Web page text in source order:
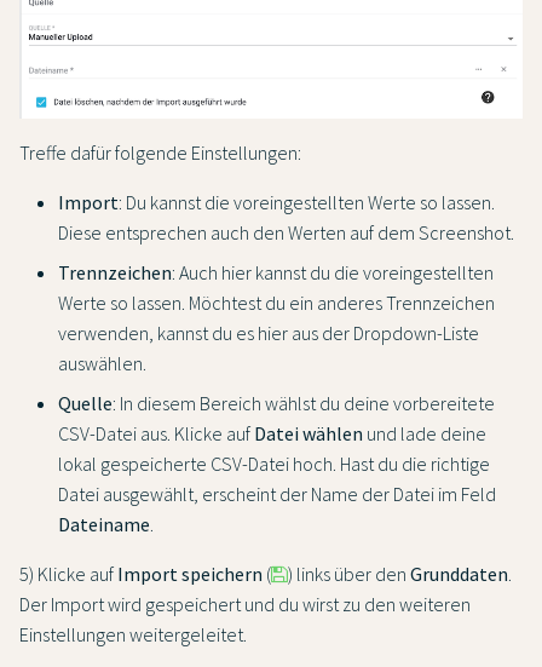
Treffe dafür folgende Einstellungen:
Import: Du kannst die voreingestellten Werte so lassen.
Diese entsprechen auch den Werten auf dem Screenshot.
Trennzeichen: Auch hier kannst du die voreingestellten
Werte so lassen. Möchtest du ein anderes Trennzeichen
verwenden, kannst du es hier aus der Dropdown-Liste
auswählen.
Quelle: In diesem Bereich wählst du deine vorbereitete
CSV-Datei aus. Klicke auf Datei wählen und lade deine
lokal gespeicherte CSV-Datei hoch. Hast du die richtige
Datei ausgewählt, erscheint der Name der Datei im Feld
Dateiname.
5) Klicke auf Import speichern ( ) links über den Grunddaten.
Der Import wird gespeichert und du wirst zu den weiteren
Einstellungen weitergeleitet.